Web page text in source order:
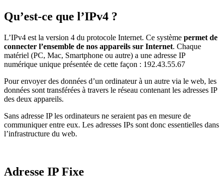
Qu’est-ce que l’IPv4 ?
L’IPv4 est la version 4 du protocole Internet. Ce système permet de
connecter l’ensemble de nos appareils sur Internet. Chaque
matériel (PC, Mac, Smartphone ou autre) a une adresse IP
numérique unique présentée de cette façon : 192.43.55.67
Pour envoyer des données d’un ordinateur à un autre via le web, les
données sont transférées à travers le réseau contenant les adresses IP
des deux appareils.
Sans adresse IP les ordinateurs ne seraient pas en mesure de
communiquer entre eux. Les adresses IPs sont donc essentielles dans
l’infrastructure du web.
Adresse IP Fixe